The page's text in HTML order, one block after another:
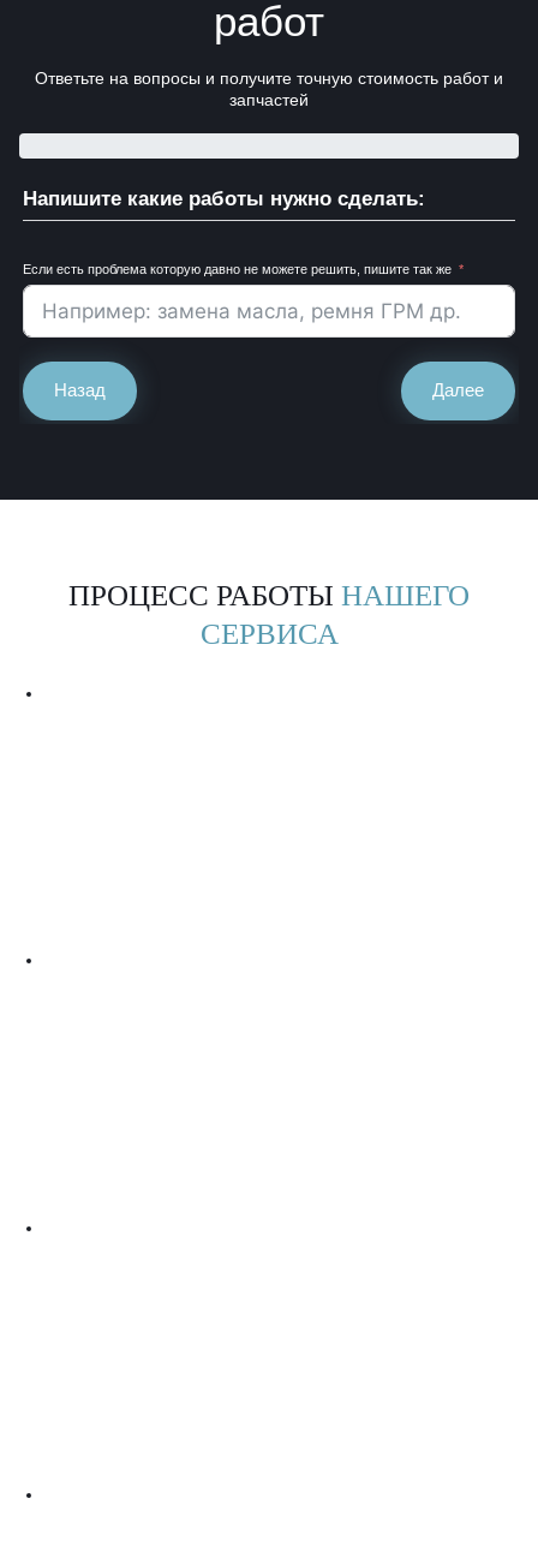
работ
Ответьте на вопросы и получите точную стоимость работ и
запчастей
Напишите какие работы нужно сделать:
Если есть проблема которую давно не можете решить, пишите так же
Назад Далее
ПРОЦЕСС РАБОТЫ НАШЕГО
СЕРВИСА